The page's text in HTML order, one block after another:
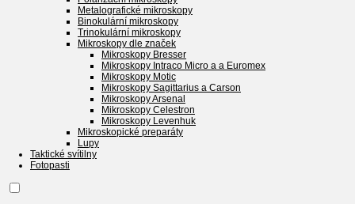
Metalografické mikroskopy
Binokulární mikroskopy
Trinokulární mikroskopy
Mikroskopy dle značek
Mikroskopy Bresser
Mikroskopy Intraco Micro a a Euromex
Mikroskopy Motic
Mikroskopy Sagittarius a Carson
Mikroskopy Arsenal
Mikroskopy Celestron
Mikroskopy Levenhuk
Mikroskopické preparáty
Lupy
Taktické svítilny
Fotopasti